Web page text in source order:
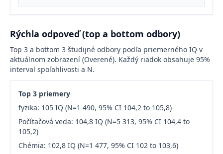
Rýchla odpoveď (top a bottom odbory)
Top 3 a bottom 3 študijné odbory podľa priemerného IQ v
aktuálnom zobrazení (Overené). Každý riadok obsahuje 95%
interval spoľahlivosti a N.
Top 3 priemery
fyzika: 105 IQ (N=1 490, 95% CI 104,2 to 105,8)
Počítačová veda: 104,8 IQ (N=5 313, 95% CI 104,4 to
105,2)
Chémia: 102,8 IQ (N=1 477, 95% CI 102 to 103,6)